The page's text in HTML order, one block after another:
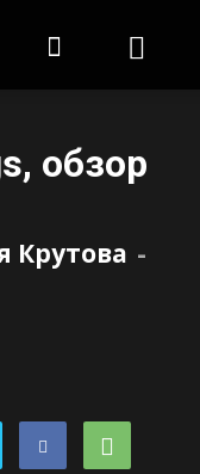
обзор
Крутова -